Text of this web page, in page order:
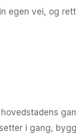
egen vei, og
i gang,